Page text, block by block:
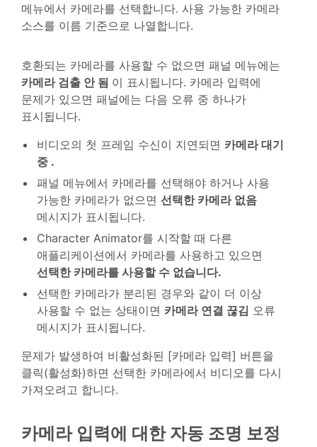
메뉴에서 카메라를 선택합니다. 사용 가능한 카메라
소스를 이름 기준으로 나열합니다.
호환되는 카메라를 사용할 수 없으면 패널 메뉴에는
카메라 검출 안 됨 이 표시됩니다. 카메라 입력에
문제가 있으면 패널에는 다음 오류 중 하나가
표시됩니다.
비디오의 첫 프레임 수신이 지연되면 카메라 대기
중 .
패널 메뉴에서 카메라를 선택해야 하거나 사용
가능한 카메라가 없으면 선택한 카메라 없음
메시지가 표시됩니다.
Character Animator를 시작할 때 다른
애플리케이션에서 카메라를 사용하고 있으면
선택한 카메라를 사용할 수 없습니다.
선택한 카메라가 분리된 경우와 같이 더 이상
사용할 수 없는 상태이면 카메라 연결 끊김 오류
메시지가 표시됩니다.
문제가 발생하여 비활성화된 [카메라 입력] 버튼을
클릭(활성화)하면 선택한 카메라에서 비디오를 다시
가져오려고 합니다.
카메라 입력에 대한 자동 조명 보정